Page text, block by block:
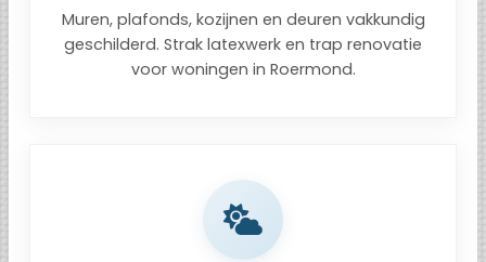
Muren, plafonds, kozijnen en deuren vakkundig
geschilderd. Strak latexwerk en trap renovatie
voor woningen in Roermond.